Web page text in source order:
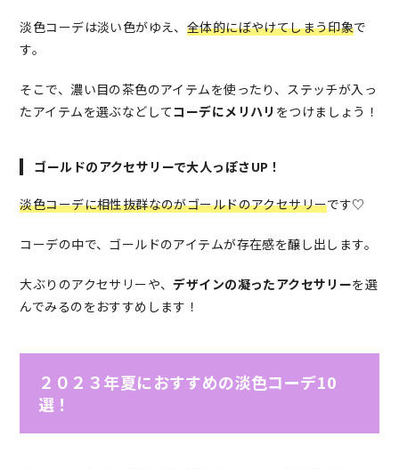
淡色コーデは淡い色がゆえ、 全体的にぼやけてしまう印象で
す。
そこで、濃い目の茶色のアイテムを使ったり、ステッチが入っ
たアイテムを選ぶなどしてコーデにメリハリ をつけましょう！
ゴールドのアクセサリーで大人っぽさUP！
淡色コーデに相性抜群なのがゴールドのアクセサリーです♡
コーデの中で、ゴールドのアイテムが存在感を醸し出します。
大ぶりのアクセサリーや、デザインの凝ったアクセサリーを選
んでみるのをおすすめします！
２０２３年夏におすすめの淡色コーデ10
選！